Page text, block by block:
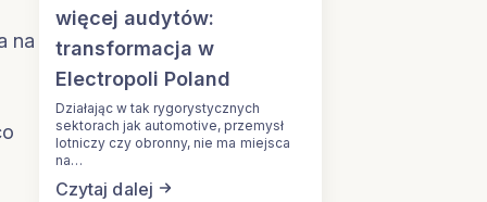
na
więcej audytów:
transformacja w
Electropoli Poland
Działając w tak rygorystycznych
sektorach jak automotive, przemysł
lotniczy czy obronny, nie ma miejsca
na…
Czytaj dalej